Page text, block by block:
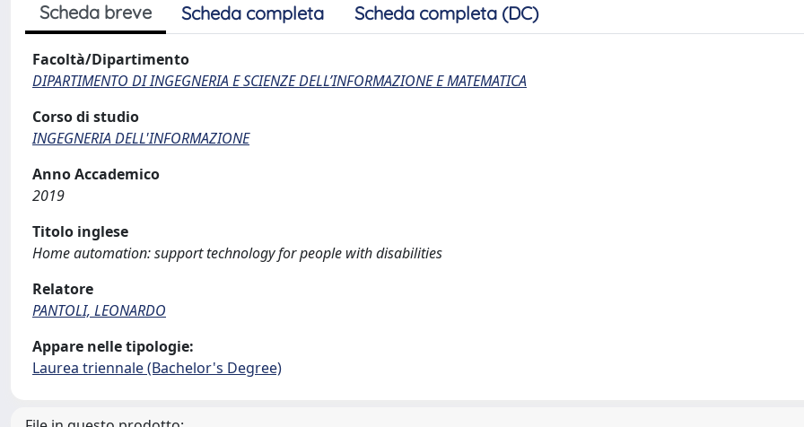
Scheda breve Scheda completa Scheda completa (DC)
Facoltà/Dipartimento
DIPARTIMENTO DI INGEGNERIA E SCIENZE DELL’INFORMAZIONE E MATEMATICA
Corso di studio
INGEGNERIA DELL'INFORMAZIONE
Anno Accademico
2019
Titolo inglese
Home automation: support technology for people with disabilities
Relatore
PANTOLI, LEONARDO
Appare nelle tipologie:
Laurea triennale (Bachelor's Degree)